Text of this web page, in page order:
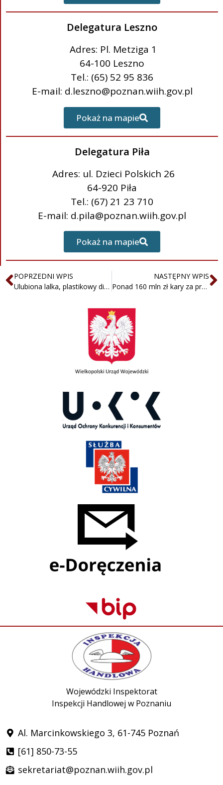
Delegatura Leszno
Adres: Pl. Metziga 1
64-100 Leszno
Tel.: (65) 52 95 836
E-mail: d.leszno@poznan.wiih.gov.pl
Pokaż na mapie
Delegatura Piła
Adres: ul. Dzieci Polskich 26
64-920 Piła
Tel.: (67) 21 23 710
E-mail: d.pila@poznan.wiih.gov.pl
Pokaż na mapie
POPRZEDNI WPIS
Ulubiona lalka, plastikowy dinozaur, gumowa kaczka – ile ftalanów w zabawce? Kontrola Inspekcji Handlowej
NASTĘPNY WPIS
Ponad 160 mln zł kary za promocję „Tarcza Biedronki antyinflacyjna”
Wojewódzki Inspektorat
Inspekcji Handlowej w Poznaniu
Al. Marcinkowskiego 3, 61-745 Poznań
[61] 850-73-55
sekretariat@poznan.wiih.gov.pl